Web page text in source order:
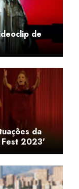
de
da
Fest 2023'